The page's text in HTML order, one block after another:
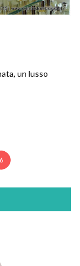
un lusso
6